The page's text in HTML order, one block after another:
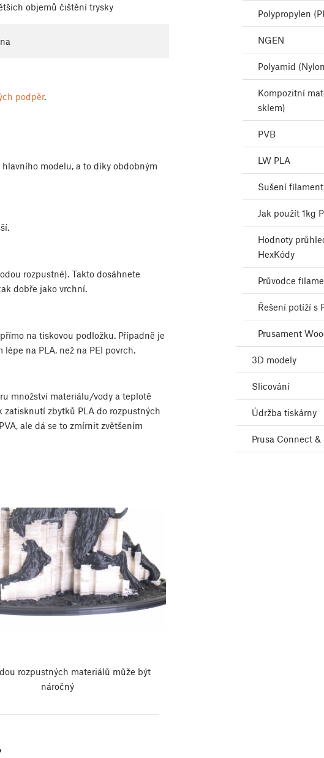
objemů čištění trysky
podpěr.
modelu, a to díky obdobným
rozpustné). Takto dosáhnete
dobře jako vrchní.
na tiskovou podložku. Případně je
na PLA, než na PEI povrch.
množství materiálu/vody a teplotě
zatisknutí zbytků PLA do rozpustných
ale dá se to zmírnit zvětšením
rozpustných materiálů může být
náročný
Polypropylen
NGEN
Polyamid
Kompozitní
sklem)
PVB
LW PLA
Sušení
Jak použít 1kg
Hodnoty
HexKódy
Průvodce
Řešení potíží s
Prusament
3D modely
Slicování
Údržba tiskárny
Prusa Connect &